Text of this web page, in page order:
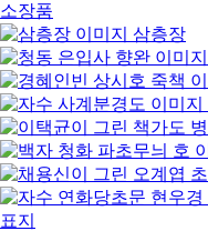
소장품
삼층장
표지